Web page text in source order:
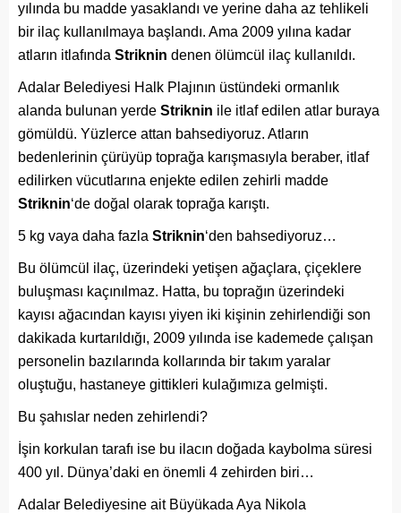
yılında bu madde yasaklandı ve yerine daha az tehlikeli
bir ilaç kullanılmaya başlandı. Ama 2009 yılına kadar
atların itlafında Striknin denen ölümcül ilaç kullanıldı.
Adalar Belediyesi Halk Plajının üstündeki ormanlık
alanda bulunan yerde Striknin ile itlaf edilen atlar buraya
gömüldü. Yüzlerce attan bahsediyoruz. Atların
bedenlerinin çürüyüp toprağa karışmasıyla beraber, itlaf
edilirken vücutlarına enjekte edilen zehirli madde
Striknin‘de doğal olarak toprağa karıştı.
5 kg vaya daha fazla Striknin‘den bahsediyoruz…
Bu ölümcül ilaç, üzerindeki yetişen ağaçlara, çiçeklere
buluşması kaçınılmaz. Hatta, bu toprağın üzerindeki
kayısı ağacından kayısı yiyen iki kişinin zehirlendiği son
dakikada kurtarıldığı, 2009 yılında ise kademede çalışan
personelin bazılarında kollarında bir takım yaralar
oluştuğu, hastaneye gittikleri kulağımıza gelmişti.
Bu şahıslar neden zehirlendi?
İşin korkulan tarafı ise bu ilacın doğada kaybolma süresi
400 yıl. Dünya’daki en önemli 4 zehirden biri…
Adalar Belediyesine ait Büyükada Aya Nikola